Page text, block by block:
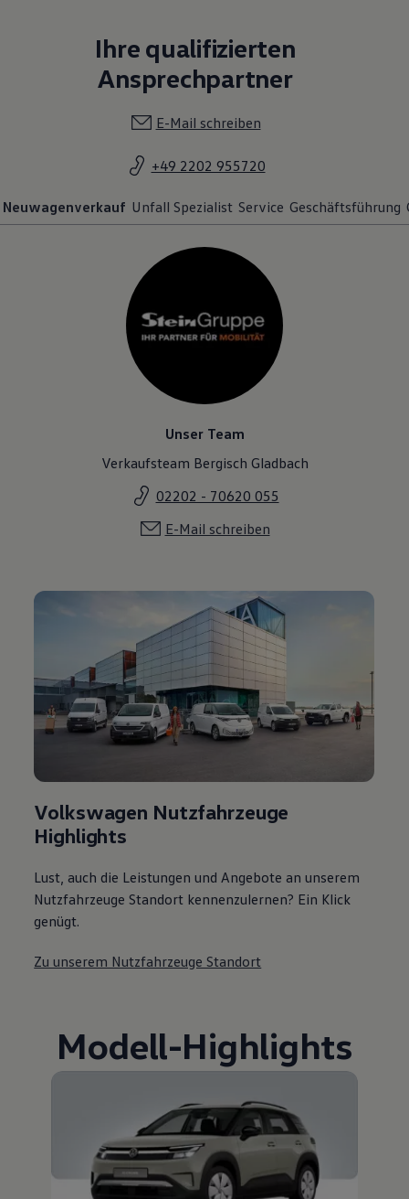
Ihre qualifizierten
Ansprechpartner
E-Mail schreiben
+49 2202 955720
Neuwagenverkauf Unfall Spezialist Service Geschäftsführung
Unser Team
Verkaufsteam Bergisch Gladbach
02202 - 70620 055
E-Mail schreiben
Volkswagen Nutzfahrzeuge
Highlights
Lust, auch die Leistungen und Angebote an unserem
Nutzfahrzeuge Standort kennenzulernen? Ein Klick
genügt.
Zu unserem Nutzfahrzeuge Standort
Modell-Highlights